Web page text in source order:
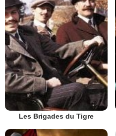
Les Brigades du Tigre